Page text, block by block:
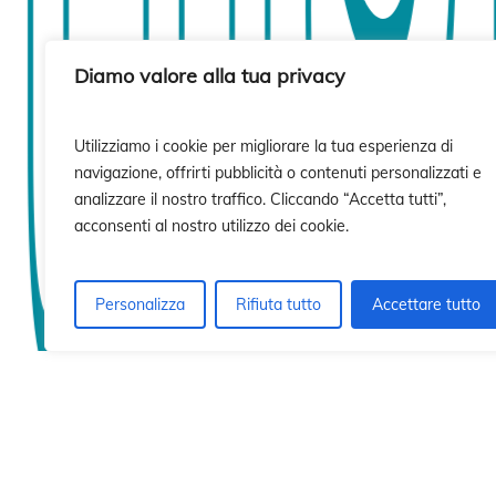
Diamo valore alla tua privacy
Utilizziamo i cookie per migliorare la tua esperienza di
navigazione, offrirti pubblicità o contenuti personalizzati e
analizzare il nostro traffico. Cliccando “Accetta tutti”,
acconsenti al nostro utilizzo dei cookie.
Personalizza Rifiuta tutto Accettare tutto